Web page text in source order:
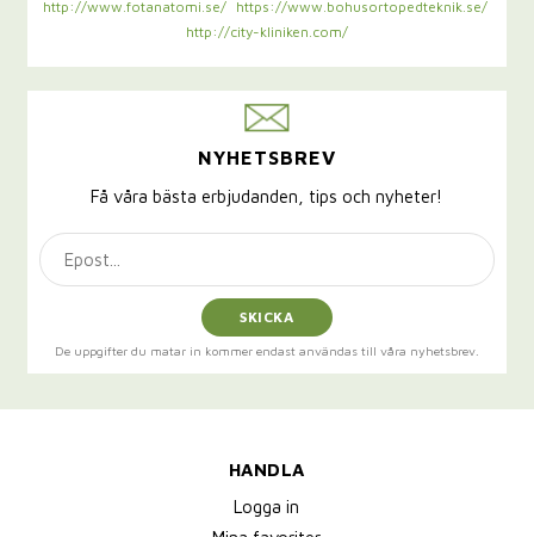
http://www.fotanatomi.se/
https://www.bohusortopedteknik.se/
http://city-kliniken.com/
NYHETSBREV
Få våra bästa erbjudanden, tips och nyheter!
SKICKA
De uppgifter du matar in kommer endast användas till våra nyhetsbrev.
HANDLA
Logga in